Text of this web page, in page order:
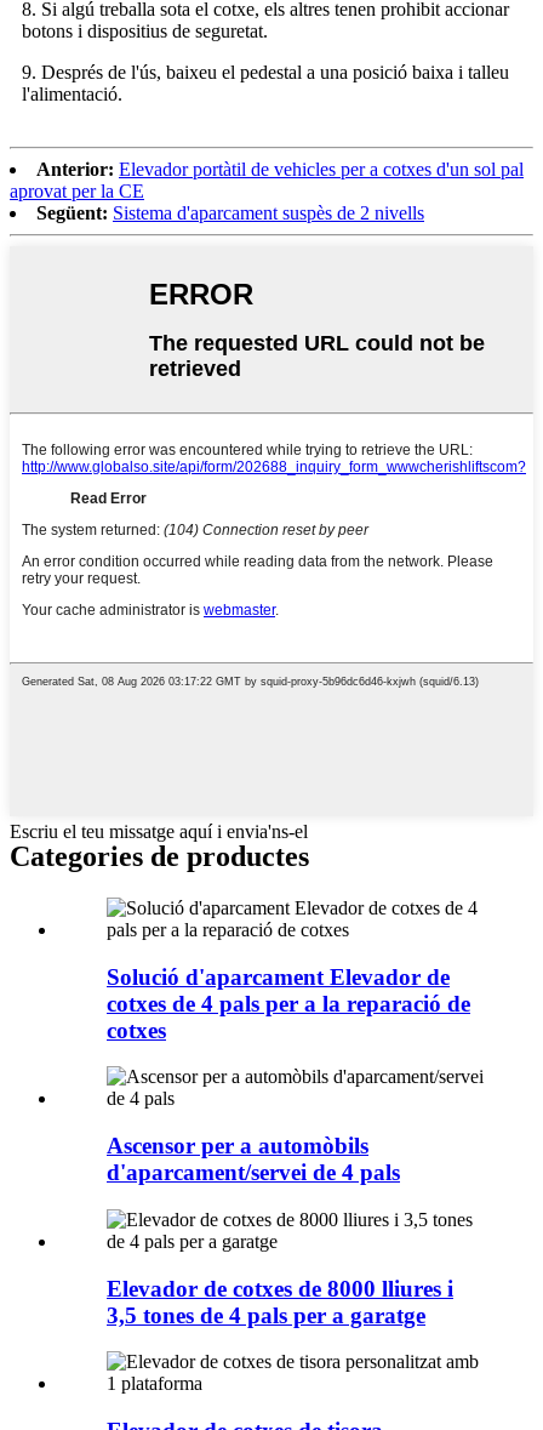
8. Si algú treballa sota el cotxe, els altres tenen prohibit accionar
botons i dispositius de seguretat.
9. Després de l'ús, baixeu el pedestal a una posició baixa i talleu
l'alimentació.
Anterior: Elevador portàtil de vehicles per a cotxes d'un sol pal
aprovat per la CE
Següent: Sistema d'aparcament suspès de 2 nivells
Escriu el teu missatge aquí i envia'ns-el
Categories de productes
Solució d'aparcament Elevador de
cotxes de 4 pals per a la reparació de
cotxes
Ascensor per a automòbils
d'aparcament/servei de 4 pals
Elevador de cotxes de 8000 lliures i
3,5 tones de 4 pals per a garatge